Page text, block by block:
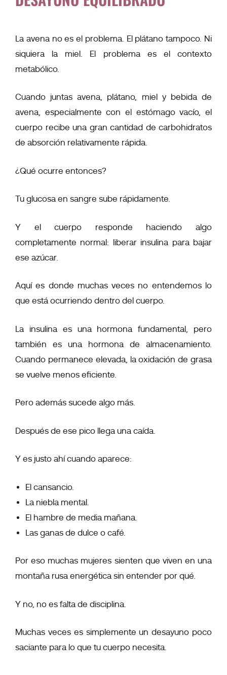
La avena no es el problema. El plátano tampoco. Ni
siquiera la miel. El problema es el contexto
metabólico.
Cuando juntas avena, plátano, miel y bebida de
avena, especialmente con el estómago vacío, el
cuerpo recibe una gran cantidad de carbohidratos
de absorción relativamente rápida.
¿Qué ocurre entonces?
Tu glucosa en sangre sube rápidamente.
Y el cuerpo responde haciendo algo
completamente normal: liberar insulina para bajar
ese azúcar.
Aquí es donde muchas veces no entendemos lo
que está ocurriendo dentro del cuerpo.
La insulina es una hormona fundamental, pero
también es una hormona de almacenamiento.
Cuando permanece elevada, la oxidación de grasa
se vuelve menos eficiente.
Pero además sucede algo más.
Después de ese pico llega una caída.
Y es justo ahí cuando aparece:
El cansancio.
La niebla mental.
El hambre de media mañana.
Las ganas de dulce o café.
Por eso muchas mujeres sienten que viven en una
montaña rusa energética sin entender por qué.
Y no, no es falta de disciplina.
Muchas veces es simplemente un desayuno poco
saciante para lo que tu cuerpo necesita.